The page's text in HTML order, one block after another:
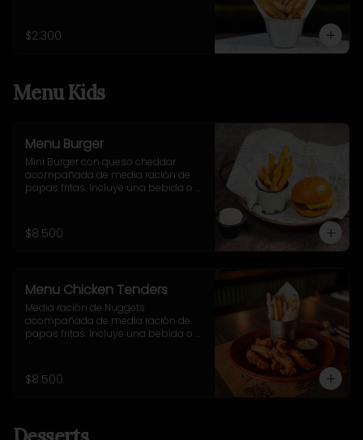
$2.300
Menu Kids
Menu Burger
Mini Burger con queso cheddar
acompañada de media ración de
papas fritas. Incluye una bebida o
$8.500
Menu Chicken Tenders
Media ración de Nuggets
acompañada de media ración de
papas fritas. Incluye una bebida o
$8.500